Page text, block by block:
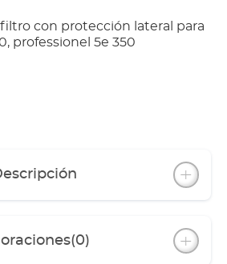
con protección lateral para
professionel 5e 350
(0)